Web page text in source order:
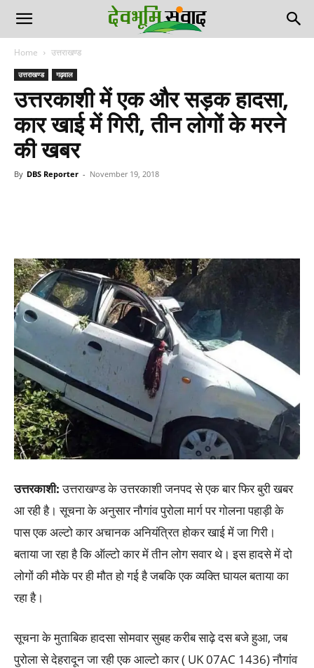
Home उत्तराखण्ड
उत्तराखण्ड गढ़वाल
उत्तरकाशी में एक और सड़क हादसा,
कार खाई में गिरी, तीन लोगों के मरने
की खबर
By DBS Reporter - November 19, 2018
उत्तरकाशी:उत्तराखण्ड के उत्तरकाशी जनपद से एक बार फिर बुरी खबर
आ रही है। सूचना के अनुसार नौगांव पुरोला मार्ग पर गोलना पहाड़ी के
पास एक अल्टो कार अचानक अनियंत्रित होकर खाई में जा गिरी।
बताया जा रहा है कि ऑल्टो कार में तीन लोग सवार थे। इस हादसे में दो
लोगों की मौके पर ही मौत हो गई है जबकि एक व्यक्ति घायल बताया का
रहा है।
सूचना के मुताबिक हादसा सोमवार सुबह करीब साढ़े दस बजे हुआ, जब
पुरोला से देहरादून जा रही एक आल्टो कार ( UK 07AC 1436) नौगांव